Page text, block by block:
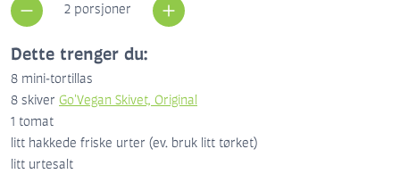
2 porsjoner
Dette trenger du:
8 mini-tortillas
8 skiver Go'Vegan Skivet, Original
1 tomat
litt hakkede friske urter (ev. bruk litt tørket)
litt urtesalt